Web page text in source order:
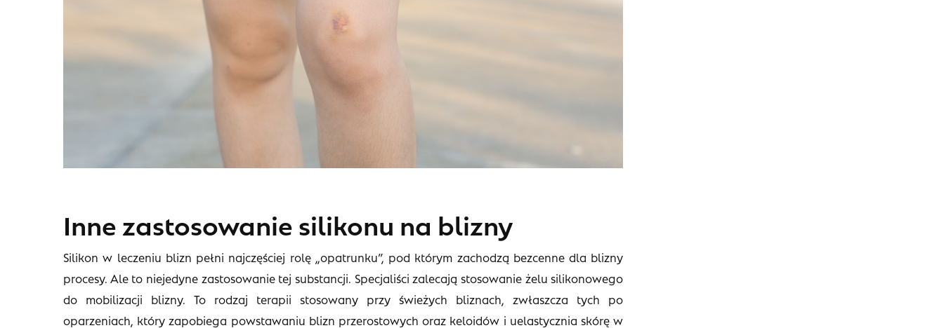
Inne zastosowanie silikonu na blizny
Silikon w leczeniu blizn pełni najczęściej rolę „opatrunku”, pod którym zachodzą bezcenne dla blizny
procesy. Ale to niejedyne zastosowanie tej substancji. Specjaliści zalecają stosowanie żelu silikonowego
do mobilizacji blizny. To rodzaj terapii stosowany przy świeżych bliznach, zwłaszcza tych po
oparzeniach, który zapobiega powstawaniu blizn przerostowych oraz keloidów i uelastycznia skórę w